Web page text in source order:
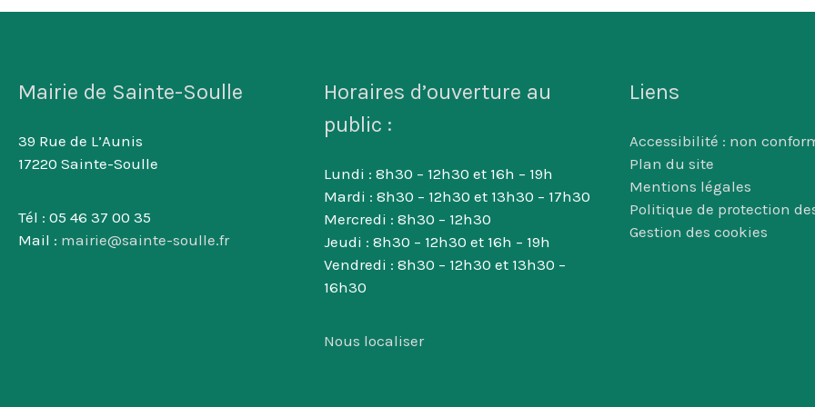
Mairie de Sainte-Soulle
39 Rue de L’Aunis
17220 Sainte-Soulle
Tél : 05 46 37 00 35
Mail : mairie@sainte-soulle.fr
Horaires d’ouverture au
public :
Lundi : 8h30 – 12h30 et 16h – 19h
Mardi : 8h30 – 12h30 et 13h30 – 17h30
Mercredi : 8h30 – 12h30
Jeudi : 8h30 – 12h30 et 16h – 19h
Vendredi : 8h30 – 12h30 et 13h30 –
16h30
Nous localiser
Liens
Accessibilité : non
Plan du site
Mentions légales
Politique de protection
Gestion des cookies